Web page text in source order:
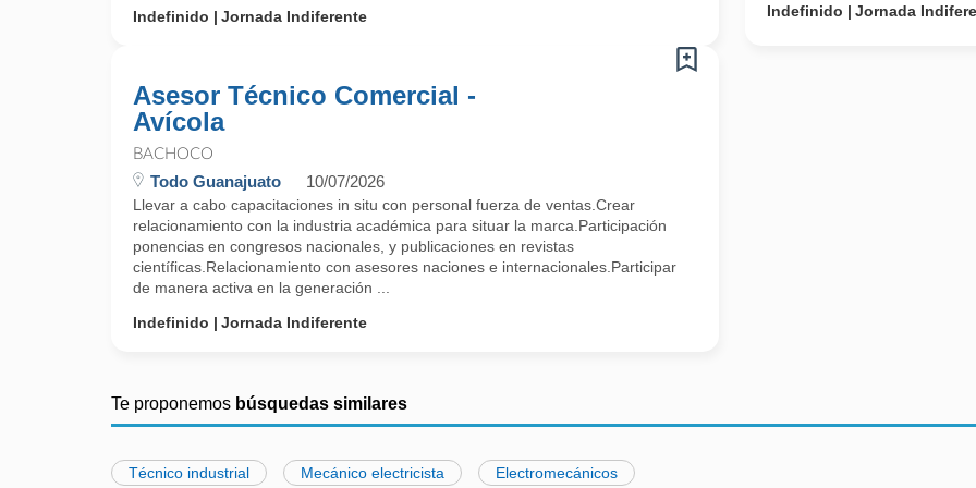
Indefinido Jornada Indiferente Indefinido Jornada
Asesor Técnico Comercial -
Avícola
BACHOCO
Todo Guanajuato 10/07/2026
Llevar a cabo capacitaciones in situ con personal fuerza de ventas.Crear
relacionamiento con la industria académica para situar la marca.Participación
ponencias en congresos nacionales, y publicaciones en revistas
científicas.Relacionamiento con asesores naciones e internacionales.Participar
de manera activa en la generación ...
Indefinido
Jornada Indiferente
Te proponemos búsquedas similares
Técnico industrial Mecánico electricista Electromecánicos